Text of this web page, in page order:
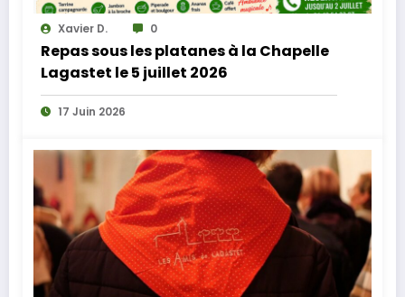
Xavier D. 0
Repas sous les platanes à la Chapelle
Lagastet le 5 juillet 2026
17 Juin 2026